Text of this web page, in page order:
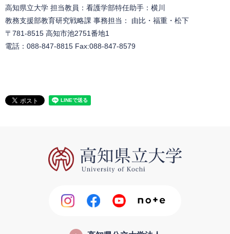
高知県立大学 担当教員：看護学部特任助手：横川
教務支援部教育研究戦略課 事務担当： 由比・福重・松下
〒781-8515 高知市池2751番地1
電話：088-847-8815 Fax:088-847-8579​